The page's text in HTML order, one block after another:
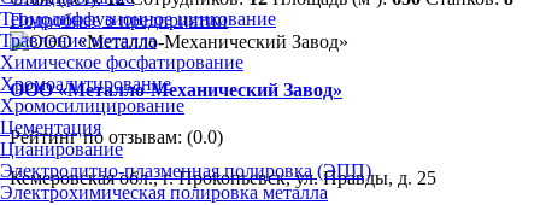
Термодиффузионное цинкование
Травление металла
Химическое фосфатирование
Хромоалитирование
Хромосилицирование
Цементация
Цианирование
Электролитно-плазменная полировка (ЭПП)
Электрохимическая полировка металла
Подробнее о предприятии
ООО «Металло-Механический Завод»
Рейтинг по отзывам: (0.0)
Кемеровская обл., г. Прокопьевск, ул. Правды, д. 25